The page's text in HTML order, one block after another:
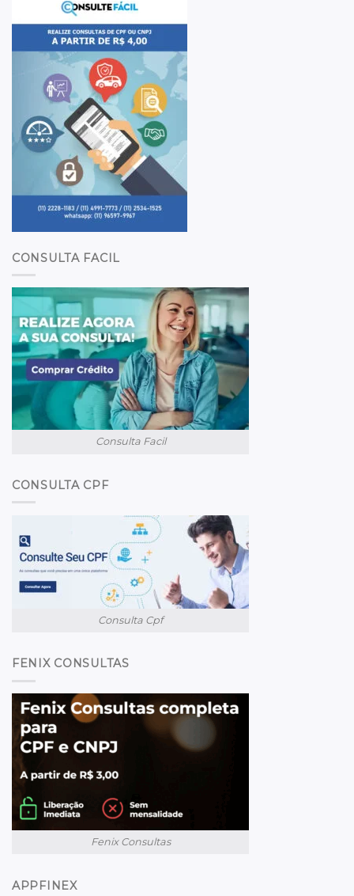
CONSULTA FACIL
Consulta Facil
CONSULTA CPF
Consulta Cpf
FENIX CONSULTAS
Fenix Consultas
APPFINEX